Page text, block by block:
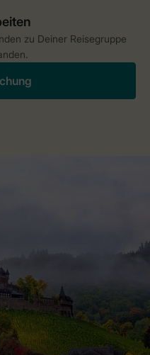
zu Deiner Reisegruppe